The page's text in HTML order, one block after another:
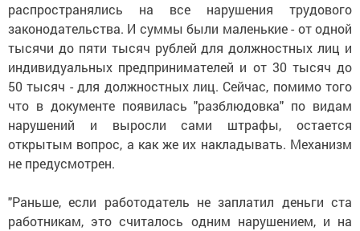
распространялись на все нарушения трудового
законодательства. И суммы были маленькие - от одной
тысячи до пяти тысяч рублей для должностных лиц и
индивидуальных предпринимателей и от 30 тысяч до
50 тысяч - для должностных лиц. Сейчас, помимо того
что в документе появилась "разблюдовка" по видам
нарушений и выросли сами штрафы, остается
открытым вопрос, а как же их накладывать. Механизм
не предусмотрен.
"Раньше, если работодатель не заплатил деньги ста
работникам, это считалось одним нарушением, и на